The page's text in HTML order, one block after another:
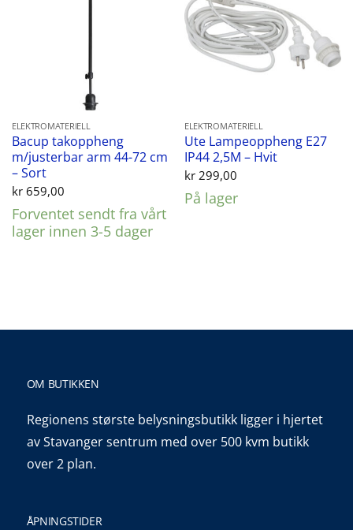
ELEKTROMATERIELL
Bacup takoppheng
m/justerbar arm 44-72 cm
– Sort
kr659,00
Forventet sendt fra vårt
lager innen 3-5 dager
ELEKTROMATERIELL
Ute Lampeoppheng E27
IP44 2,5M – Hvit
kr299,00
På lager
OM BUTIKKEN
Regionens største belysningsbutikk ligger i hjertet
av Stavanger sentrum med over 500 kvm butikk
over 2 plan.
ÅPNINGSTIDER